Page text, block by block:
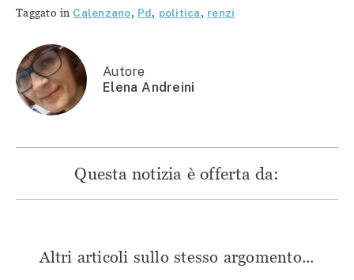
Twitter
(Si
finestra)
(Si
apre
(Si
apre
Taggato in Calenzano, Pd, politica, renzi
Autore
Elena Andreini
Questa notizia è offerta da:
Altri articoli sullo stesso argomento...